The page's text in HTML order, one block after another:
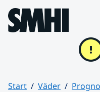
Hoppa till sidans innehåll
Start Väder